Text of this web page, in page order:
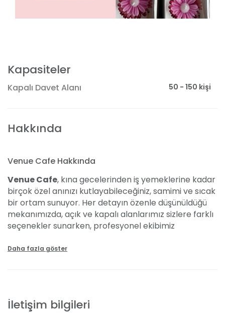
Kapasiteler
Kapalı Davet Alanı 50 - 150 kişi
Hakkında
Venue Cafe Hakkında
Venue Cafe, kına gecelerinden iş yemeklerine kadar
birçok özel anınızı kutlayabileceğiniz, samimi ve sıcak
bir ortam sunuyor. Her detayın özenle düşünüldüğü
mekanımızda, açık ve kapalı alanlarımız sizlere farklı
seçenekler sunarken, profesyonel ekibimiz
Kendinizi evinizde hissedeceğiniz bir atmosferde,
konforunda unutulmaz anlar yaşayın; Venue Cafe'de
Daha fazla göster
İletişim bilgileri